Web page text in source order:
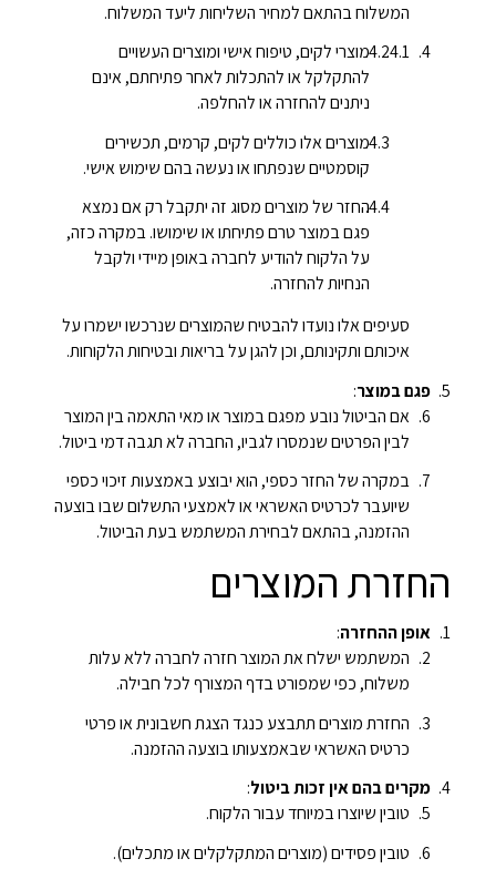
המשלוח בהתאם למחיר השליחות ליעד המשלוח.
מוצרי לקים, טיפוח אישי ומוצרים העשויים
להתקלקל או להתכלות לאחר פתיחתם, אינם
ניתנים להחזרה או להחלפה.
מוצרים אלו כוללים לקים, קרמים, תכשירים
קוסמטיים שנפתחו או נעשה בהם שימוש אישי.
החזר של מוצרים מסוג זה יתקבל רק אם נמצא
פגם במוצר טרם פתיחתו או שימושו. במקרה כזה,
על הלקוח להודיע לחברה באופן מיידי ולקבל
הנחיות להחזרה.
סעיפים אלו נועדו להבטיח שהמוצרים שנרכשו ישמרו על
איכותם ותקינותם, וכן להגן על בריאות ובטיחות הלקוחות.
פגם במוצר:
אם הביטול נובע מפגם במוצר או מאי התאמה בין המוצר
לבין הפרטים שנמסרו לגביו, החברה לא תגבה דמי ביטול.
במקרה של החזר כספי, הוא יבוצע באמצעות זיכוי כספי
שיועבר לכרטיס האשראי או לאמצעי התשלום שבו בוצעה
ההזמנה, בהתאם לבחירת המשתמש בעת הביטול.
החזרת המוצרים
אופן ההחזרה:
המשתמש ישלח את המוצר חזרה לחברה ללא עלות
משלוח, כפי שמפורט בדף המצורף לכל חבילה.
החזרת מוצרים תתבצע כנגד הצגת חשבונית או פרטי
כרטיס האשראי שבאמצעותו בוצעה ההזמנה.
מקרים בהם אין זכות ביטול:
טובין שיוצרו במיוחד עבור הלקוח.
טובין פסידים (מוצרים המתקלקלים או מתכלים).